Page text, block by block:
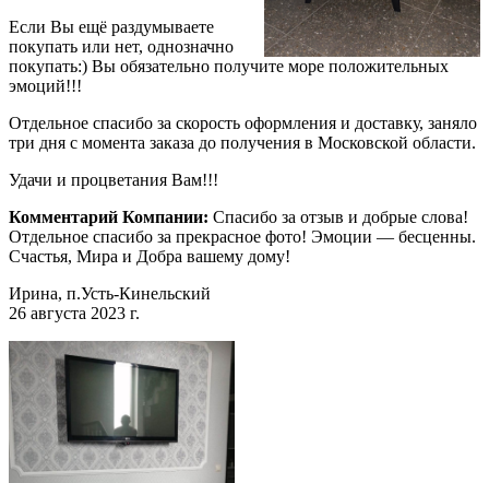
Если Вы ещё раздумываете
покупать или нет, однозначно
покупать:) Вы обязательно получите море положительных
эмоций!!!
Отдельное спасибо за скорость оформления и доставку, заняло
три дня с момента заказа до получения в Московской области.
Удачи и процветания Вам!!!
Комментарий Компании: Спасибо за отзыв и добрые слова!
Отдельное спасибо за прекрасное фото! Эмоции — бесценны.
Счастья, Мира и Добра вашему дому!
Ирина, п.Усть-Кинельский
26 августа 2023 г.